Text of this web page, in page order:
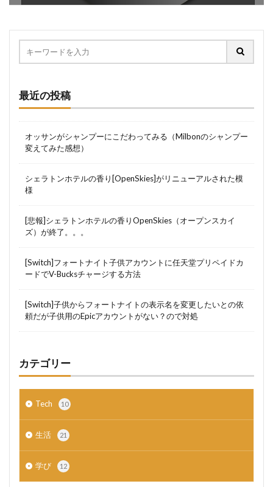
最近の投稿
オッサンがシャンプーにこだわってみる（Milbonのシャンプー
変えてみた感想）
シェラトンホテルの香り[OpenSkies]がリニューアルされた模
様
[悲報]シェラトンホテルの香りOpenSkies（オープンスカイ
ズ）が終了。。。
[Switch]フォートナイト子供アカウントに任天堂プリペイドカ
ードでV-Bucksチャージする方法
[Switch]子供からフォートナイトの表示名を変更したいとの依
頼だが子供用のEpicアカウントがない？ので対処
カテゴリー
Tech 10
生活 21
学び 12